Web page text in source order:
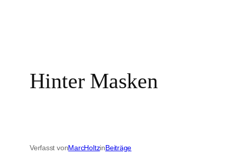
Hinter Masken
Verfasst vonMarcHoltzinBeiträge